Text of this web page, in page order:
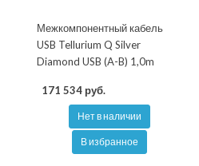
Межкомпонентный кабель
USB Tellurium Q Silver
Diamond USB (A-B) 1,0m
171 534 руб.
Нет в наличии
В избранное